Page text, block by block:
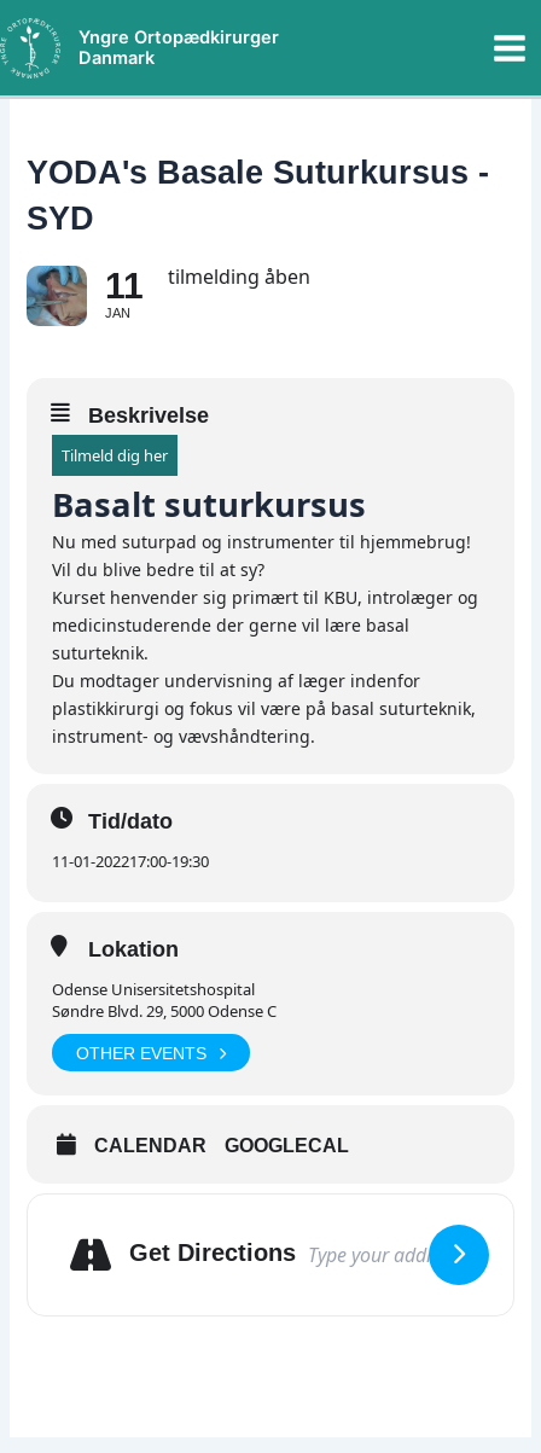
til
indholdet
Yngre Ortopædkirurger
Danmark
YODA's Basale Suturkursus -
SYD
11
JAN
tilmelding åben
Beskrivelse
Tilmeld dig her
Basalt suturkursus
Nu med suturpad og instrumenter til hjemmebrug!
Vil du blive bedre til at sy?
Kurset henvender sig primært til KBU, introlæger og
medicinstuderende der gerne vil lære basal
suturteknik.
Du modtager undervisning af læger indenfor
plastikkirurgi og fokus vil være på basal suturteknik,
instrument- og vævshåndtering.
Tid/dato
11-01-202217:00-19:30
Lokation
Odense Unisersitetshospital
Søndre Blvd. 29, 5000 Odense C
OTHER EVENTS
CALENDAR GOOGLECAL
Get Directions